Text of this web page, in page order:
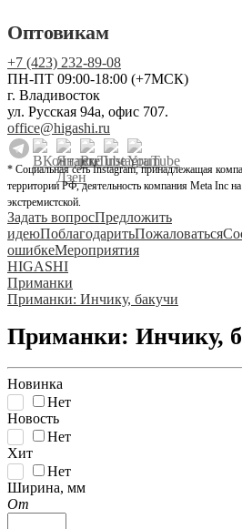
Оптовикам
+7 (423) 232-89-08
ПН-ПТ 09:00-18:00 (+7МСК)
г. Владивосток
ул. Русская 94а, офис 707.
office@higashi.ru
* Социальная сеть Instagram, принадлежащая
территории РФ, деятельность компания Meta Inc
экстремистской.
Задать вопросПредложить
идеюПоблагодаритьПожаловаться
ошибкеМероприятия
HIGASHI
Приманки
Приманки: Инчику, бакучи
Приманки: Инчику,
Новинка
Нет
Новость
Нет
Хит
Нет
Ширина, мм
От